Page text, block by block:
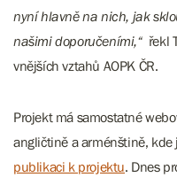
nyní hlavně na nich, jak
našimi doporučeními,“řekl
vnějších vztahů AOPK ČR.
Projekt má samostatné
angličtině a arménštině,
publikaci k projektu. Dnes